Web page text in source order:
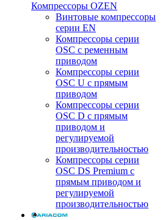
Компрессоры OZEN
Винтовые компрессоры
серии EN
Компрессоры серии
OSC с ременным
приводом
Компрессоры серии
OSC U с прямым
приводом
Компрессоры серии
OSC D с прямым
приводом и
регулируемой
производительностью
Компрессоры серии
OSC DS Premium с
прямым приводом и
регулируемой
производительностью